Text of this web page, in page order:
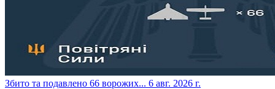
​Збито та подавлено 66 ворожих... 6 авг. 2026 г.